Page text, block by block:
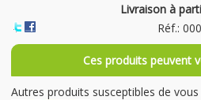
Livraison à
Réf.:
Ces produits peuvent
Autres produits susceptibles de